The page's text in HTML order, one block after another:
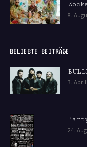
8.
BELIEBTE BEITRÄGE
3. April
24.